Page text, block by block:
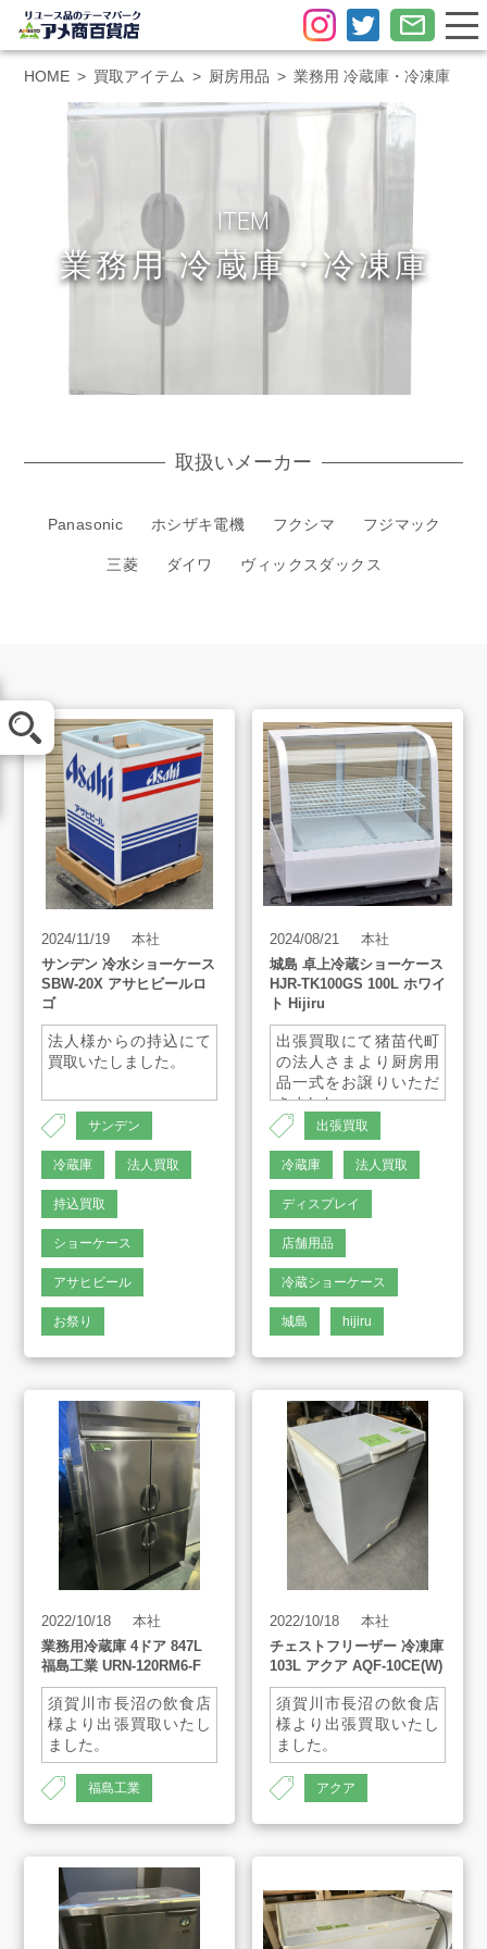
LINE査定
買取方法
買取アイテム
お客様の声
よくあるご質問
スタッフインタビュー
店舗案内
販売のご案内
お知らせ
AMESYO MAGAGINE
アート工芸事業部/アメプリ！
お問合せ
プライバシーポリシー
古物営業法に基づく表示
サイトマップ
HOME 買取アイテム 厨房用品 業務用 冷蔵庫・冷凍庫
ITEM
業務用 冷蔵庫・冷凍庫
取扱いメーカー
Panasonic ホシザキ電機 フクシマ フジマック
三菱 ダイワ ヴィックスダックス
2024/11/19
本社
サンデン 冷水ショーケース
SBW-20X アサヒビールロ
ゴ
法人様からの持込にて
買取いたしました。
サンデン
冷蔵庫 法人買取
持込買取
ショーケース
アサヒビール
お祭り
2024/08/21
本社
城島 卓上冷蔵ショーケース
HJR-TK100GS 100L ホワイ
ト Hijiru
出張買取にて猪苗代町
の法人さまより厨房用
品一式をお譲りいただ
きました。
出張買取
冷蔵庫 法人買取
ディスプレイ
店舗用品
冷蔵ショーケース
城島 hijiru
2022/10/18
本社
業務用冷蔵庫 4ドア 847L
福島工業 URN-120RM6-F
須賀川市長沼の飲食店
様より出張買取いたし
ました。
サイズ：
1,200×650×1,950
福島工業
2022/10/18
本社
チェストフリーザー 冷凍庫
103L アクア AQF-10CE(W)
須賀川市長沼の飲食店
様より出張買取いたし
ました。
サイズ：570×565×885
2016年
アクア